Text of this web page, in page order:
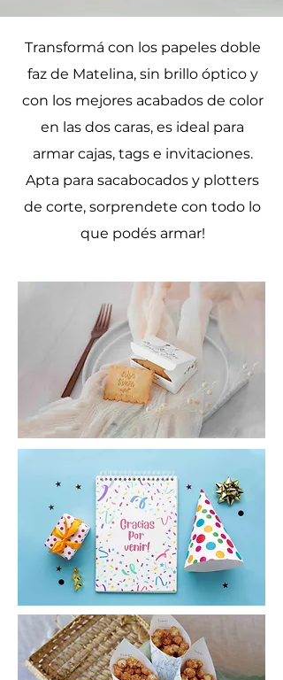
Transformá con los papeles doble
faz de Matelina, sin brillo óptico y
con los mejores acabados de color
en las dos caras, es ideal para
armar cajas, tags e invitaciones.
Apta para sacabocados y plotters
de corte, sorprendete con todo lo
que podés armar!